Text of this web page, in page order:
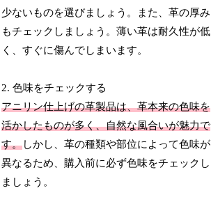
少ないものを選びましょう。また、革の厚み
もチェックしましょう。薄い革は耐久性が低
く、すぐに傷んでしまいます。
2. 色味をチェックする
アニリン仕上げの革製品は、革本来の色味を
活かしたものが多く、自然な風合いが魅力で
す。しかし、革の種類や部位によって色味が
異なるため、購入前に必ず色味をチェックし
ましょう。